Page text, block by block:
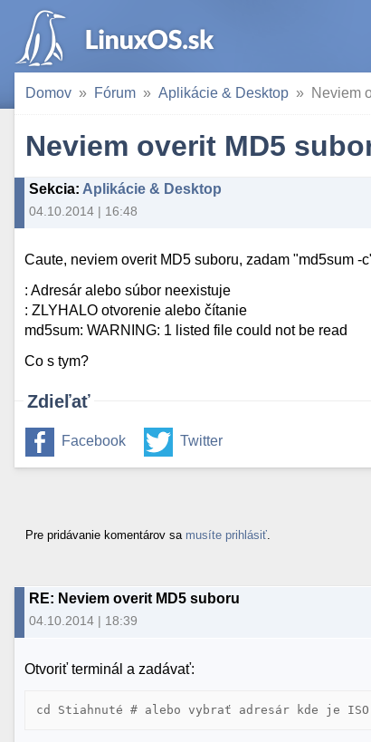
Domov Fórum Aplikácie & Desktop Neviem
Neviem overit MD5
Sekcia: Aplikácie & Desktop
04.10.2014 | 16:48
Caute, neviem overit MD5 suboru, zadam "md5sum -
: Adresár alebo súbor neexistuje
: ZLYHALO otvorenie alebo čítanie
md5sum: WARNING: 1 listed file could not be read
Co s tym?
Zdieľať
Facebook Twitter
Pre pridávanie komentárov sa musíte prihlásiť
RE: Neviem overit MD5 suboru
04.10.2014 | 18:39
Otvoriť terminál a zadávať:
cd Stiahnuté # alebo vybrať adresár kde je